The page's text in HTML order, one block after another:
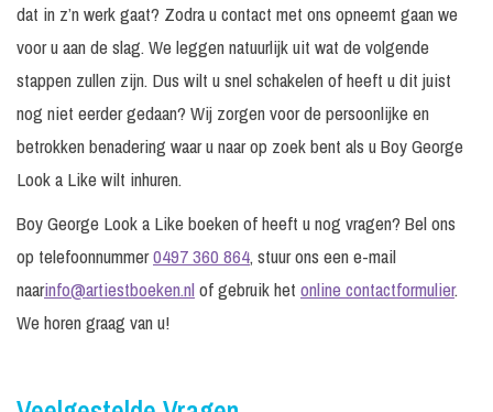
dat in z’n werk gaat? Zodra u contact met ons opneemt gaan we
voor u aan de slag. We leggen natuurlijk uit wat de volgende
stappen zullen zijn. Dus wilt u snel schakelen of heeft u dit juist
nog niet eerder gedaan? Wij zorgen voor de persoonlijke en
betrokken benadering waar u naar op zoek bent als u Boy George
Look a Like wilt inhuren.
Boy George Look a Like boeken of heeft u nog vragen? Bel ons
op telefoonnummer0497 360 864, stuur ons een e-mail
naarinfo@artiestboeken.nlof gebruik het online contactformulier.
We horen graag van u!